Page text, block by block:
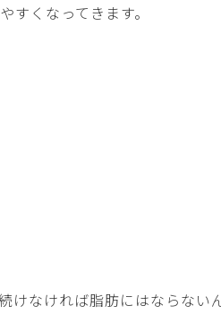
すくなってきます。
なければ脂肪にはならない